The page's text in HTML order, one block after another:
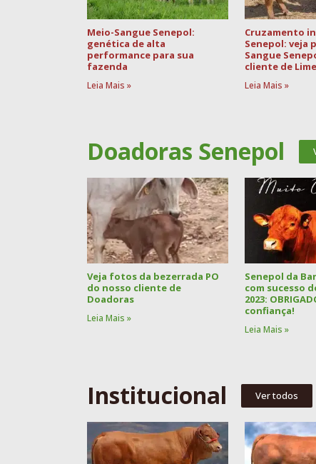
Meio-Sangue Senepol:
genética de alta
performance para sua
fazenda
Leia Mais »
Cruzamento
Senepol: veja
Sangue
cliente de
Leia Mais »
Doadoras Senepol
Veja fotos da bezerrada PO
do nosso cliente de
Doadoras
Leia Mais »
Senepol da
com sucesso
2023:
confiança!
Leia Mais »
Institucional Ver todos